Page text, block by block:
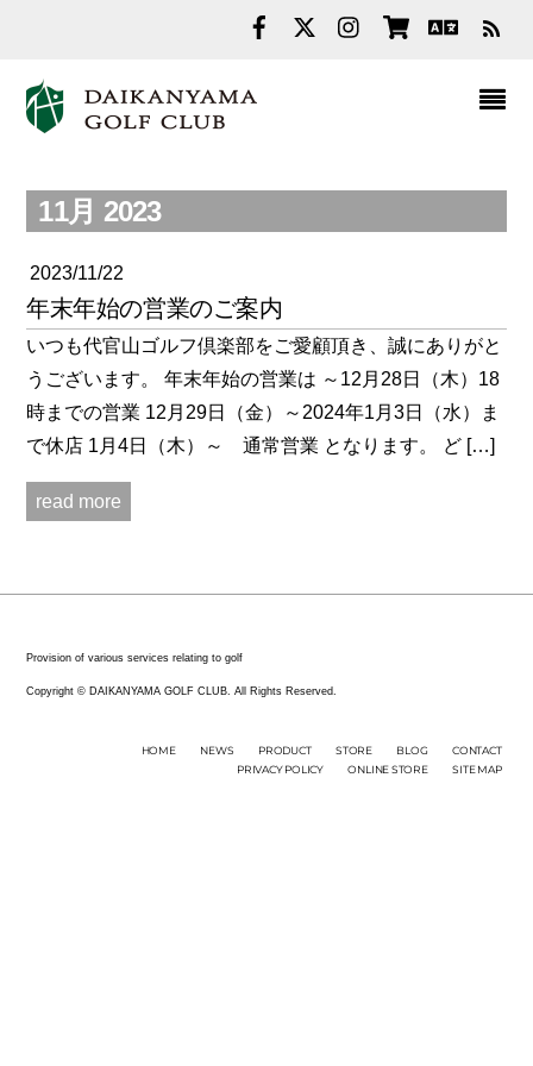
11月 2023
2023/11/22
年末年始の営業のご案内
いつも代官山ゴルフ倶楽部をご愛顧頂き、誠にありがと
うございます。 年末年始の営業は ～12月28日（木）18
時までの営業 12月29日（金）～2024年1月3日（水）ま
で休店 1月4日（木）～ 通常営業 となります。 ど […]
read more
Provision of various services relating to golf
Copyright © DAIKANYAMA GOLF CLUB. All Rights Reserved.
HOME NEWS PRODUCT STORE BLOG
CONTACT
PRIVACY POLICY
ONLINE STORE SITE MAP